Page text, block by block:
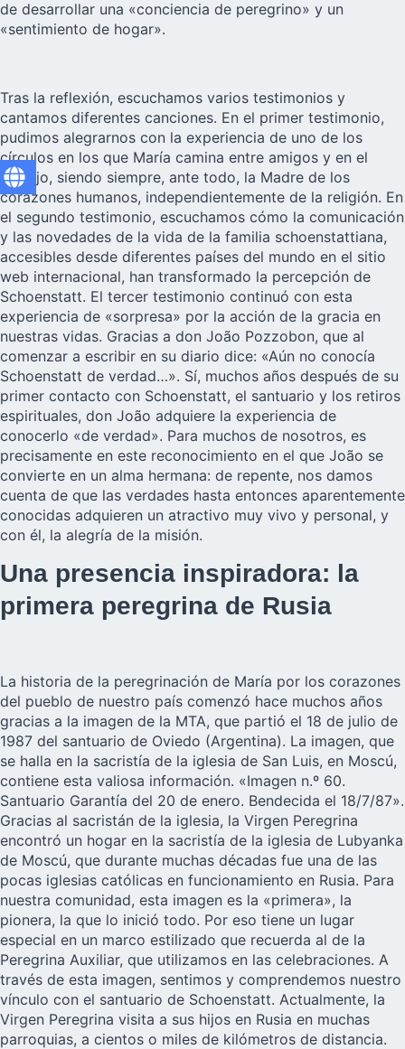
de desarrollar una «conciencia de peregrino» y un
«sentimiento de hogar».
Tras la reflexión, escuchamos varios testimonios y
cantamos diferentes canciones. En el primer testimonio,
pudimos alegrarnos con la experiencia de uno de los
círculos en los que María camina entre amigos y en el
trabajo, siendo siempre, ante todo, la Madre de los
corazones humanos, independientemente de la religión. En
el segundo testimonio, escuchamos cómo la comunicación
y las novedades de la vida de la familia schoenstattiana,
accesibles desde diferentes países del mundo en el sitio
web internacional, han transformado la percepción de
Schoenstatt. El tercer testimonio continuó con esta
experiencia de «sorpresa» por la acción de la gracia en
nuestras vidas. Gracias a don João Pozzobon, que al
comenzar a escribir en su diario dice: «Aún no conocía
Schoenstatt de verdad…». Sí, muchos años después de su
primer contacto con Schoenstatt, el santuario y los retiros
espirituales, don João adquiere la experiencia de
conocerlo «de verdad». Para muchos de nosotros, es
precisamente en este reconocimiento en el que João se
convierte en un alma hermana: de repente, nos damos
cuenta de que las verdades hasta entonces aparentemente
conocidas adquieren un atractivo muy vivo y personal, y
con él, la alegría de la misión.
Una presencia inspiradora: la
primera peregrina de Rusia
La historia de la peregrinación de María por los corazones
del pueblo de nuestro país comenzó hace muchos años
gracias a la imagen de la MTA, que partió el 18 de julio de
1987 del santuario de Oviedo (Argentina). La imagen, que
se halla en la sacristía de la iglesia de San Luis, en Moscú,
contiene esta valiosa información. «Imagen n.º 60.
Santuario Garantía del 20 de enero. Bendecida el 18/7/87».
Gracias al sacristán de la iglesia, la Virgen Peregrina
encontró un hogar en la sacristía de la iglesia de Lubyanka
de Moscú, que durante muchas décadas fue una de las
pocas iglesias católicas en funcionamiento en Rusia. Para
nuestra comunidad, esta imagen es la «primera», la
pionera, la que lo inició todo. Por eso tiene un lugar
especial en un marco estilizado que recuerda al de la
Peregrina Auxiliar, que utilizamos en las celebraciones. A
través de esta imagen, sentimos y comprendemos nuestro
vínculo con el santuario de Schoenstatt. Actualmente, la
Virgen Peregrina visita a sus hijos en Rusia en muchas
parroquias, a cientos o miles de kilómetros de distancia.